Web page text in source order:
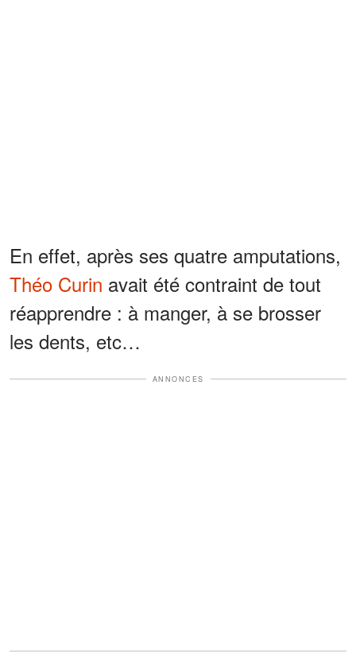
En effet, après ses quatre amputations,
Théo Curin avait été contraint de tout
réapprendre : à manger, à se brosser
les dents, etc…
ANNONCES